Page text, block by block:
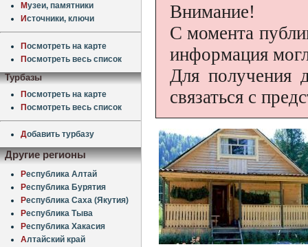
Музеи, памятники
Источники, ключи
Посмотреть на карте
Посмотреть весь список
Турбазы
Посмотреть на карте
Посмотреть весь список
Добавить турбазу
Другие регионы
Республика Алтай
Республика Бурятия
Республика Саха (Якутия)
Республика Тыва
Республика Хакасия
Алтайский край
Внимание!
С момента
информация
Для получения
связаться с